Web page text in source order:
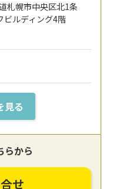
札幌市中央区北1条
ビルディング4階
見る
らから
せ